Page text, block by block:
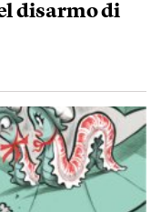
disarmo di